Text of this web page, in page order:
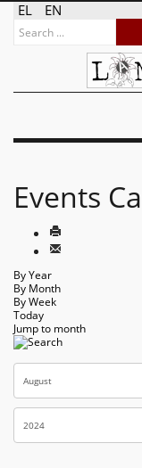
EL EN
Events
By Year
By Month
By Week
Today
Jump to month